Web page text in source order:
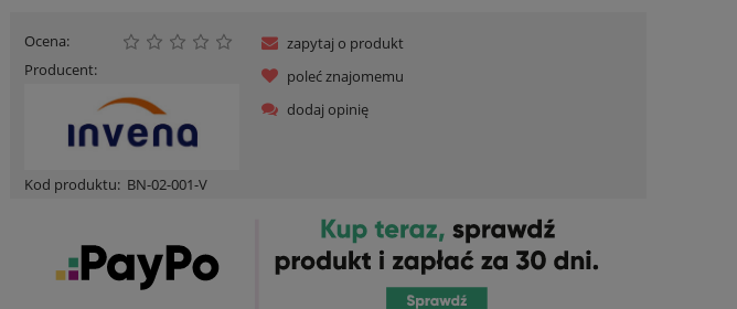
Ocena:
Producent:
Kod produktu: BN-02-001-V
zapytaj o produkt
poleć znajomemu
dodaj opinię